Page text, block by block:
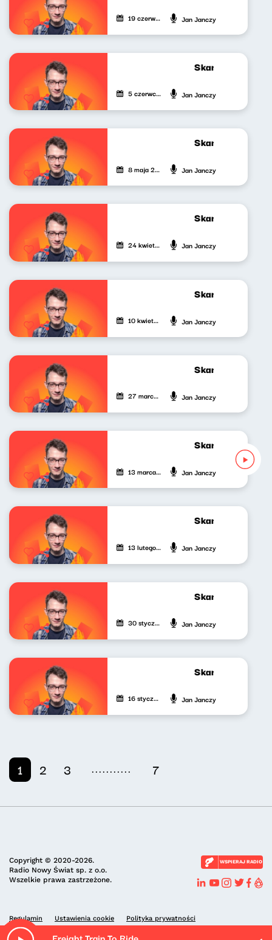
19 czerwca 2026 Jan Janczy
Skandynawskim
5 czerwca 2026 Jan Janczy
Skandynawskim
8 maja 2026 Jan Janczy
Skandynawskim
24 kwietnia 2026 Jan Janczy
Skandynawskim
10 kwietnia 2026 Jan Janczy
Skandynawskim
27 marca 2026 Jan Janczy
Skandynawskim
13 marca 2026 Jan Janczy
Skandynawskim
13 lutego 2026 Jan Janczy
Skandynawskim
30 stycznia 2026 Jan Janczy
Skandynawskim
16 stycznia 2026 Jan Janczy
1 2 3 ........... 7
Copyright © 2020-2026.
Radio Nowy Świat sp. z o.o.
Wszelkie prawa zastrzeżone.
WSPIERAJ RADIO
Regulamin Ustawienia cookie Polityka prywatności